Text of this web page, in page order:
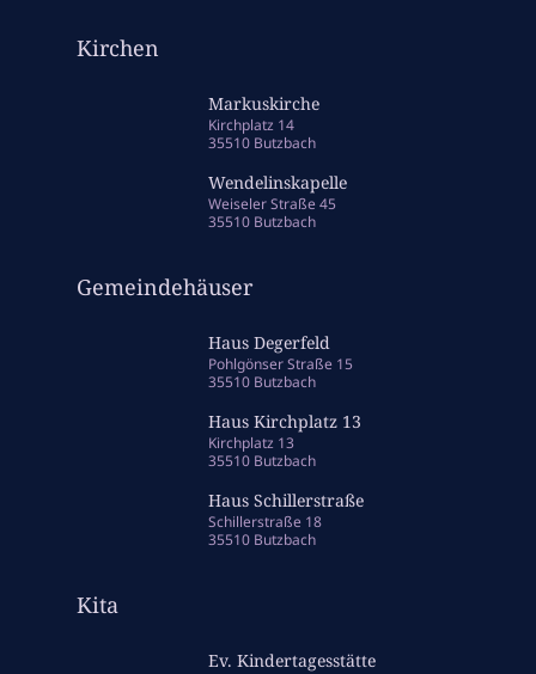
Kirchen
Markuskirche
Kirchplatz 14
35510 Butzbach
Wendelinskapelle
Weiseler Straße 45
35510 Butzbach
Gemeindehäuser
Haus Degerfeld
Pohlgönser Straße 15
35510 Butzbach
Haus Kirchplatz 13
Kirchplatz 13
35510 Butzbach
Haus Schillerstraße
Schillerstraße 18
35510 Butzbach
Kita
Ev. Kindertagesstätte